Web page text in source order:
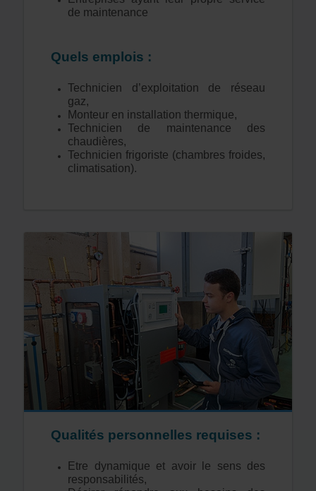
de maintenance
Quels emplois :
Technicien d’exploitation de réseau
gaz,
Monteur en installation thermique,
Technicien de maintenance des
chaudières,
Technicien frigoriste (chambres froides,
climatisation).
Qualités personnelles requises :
Etre dynamique et avoir le sens des
responsabilités,